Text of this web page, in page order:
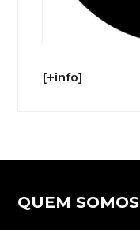
[+info]
QUEM SOMOS